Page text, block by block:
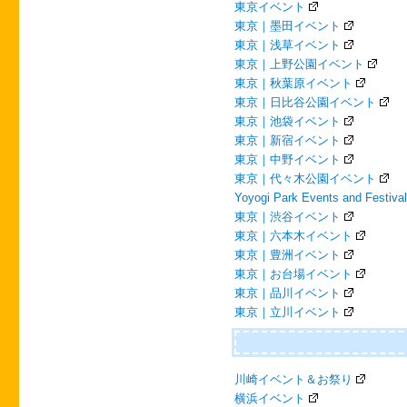
東京イベント
東京｜墨田イベント
東京｜浅草イベント
東京｜上野公園イベント
東京｜秋葉原イベント
東京｜日比谷公園イベント
東京｜池袋イベント
東京｜新宿イベント
東京｜中野イベント
東京｜代々木公園イベント
Yoyogi Park Events and
東京｜渋谷イベント
東京｜六本木イベント
東京｜豊洲イベント
東京｜お台場イベント
東京｜品川イベント
東京｜立川イベント
川崎イベント＆お祭り
横浜イベント